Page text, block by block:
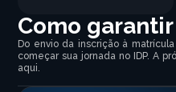
Como
Do envio da inscrição à
começar sua jornada no IDP. A
aqui.